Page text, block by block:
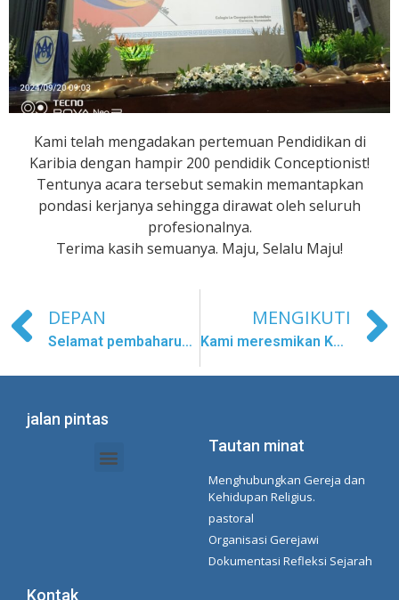
Kami telah mengadakan pertemuan Pendidikan di
Karibia dengan hampir 200 pendidik Conceptionist!
Tentunya acara tersebut semakin memantapkan
pondasi kerjanya sehingga dirawat oleh seluruh
profesionalnya.
Terima kasih semuanya. Maju, Selalu Maju!
DEPAN
Selamat pembaharuan sumpah
MENGIKUTI
Kami meresmikan Kapel Pertama yang didedikasikan untuk Saint Carmen Sallés di Brasil
jalan pintas
Tautan minat
Menghubungkan Gereja dan
Kehidupan Religius.
pastoral
Organisasi Gerejawi
Dokumentasi Refleksi Sejarah
Kontak